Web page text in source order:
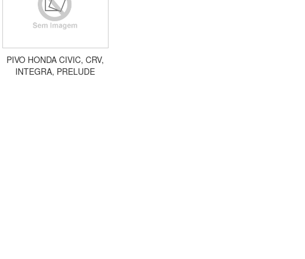
PIVO HONDA CIVIC, CRV,
INTEGRA, PRELUDE